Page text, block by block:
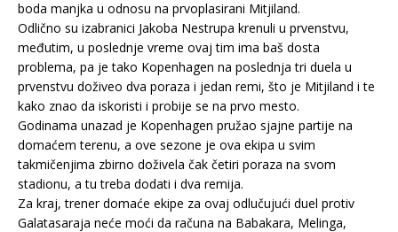
boda manjka u odnosu na prvoplasirani Mitjiland.
Odlično su izabranici Jakoba Nestrupa krenuli u prvenstvu,
međutim, u poslednje vreme ovaj tim ima baš dosta
problema, pa je tako Kopenhagen na poslednja tri duela u
prvenstvu doživeo dva poraza i jedan remi, što je Mitjiland i te
kako znao da iskoristi i probije se na prvo mesto.
Godinama unazad je Kopenhagen pružao sjajne partije na
domaćem terenu, a ove sezone je ova ekipa u svim
takmičenjima zbirno doživela čak četiri poraza na svom
stadionu, a tu treba dodati i dva remija.
Za kraj, trener domaće ekipe za ovaj odlučujući duel protiv
Galatasaraja neće moći da računa na Babakara, Melinga,